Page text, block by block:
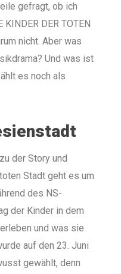
gefragt, ob ich
DER TOTEN
nicht. Aber was
Und was ist
es noch als
der Story und
Stadt geht es um
des NS-
der Kinder in dem
und was sie
auf den 23. Juni
gewählt, denn